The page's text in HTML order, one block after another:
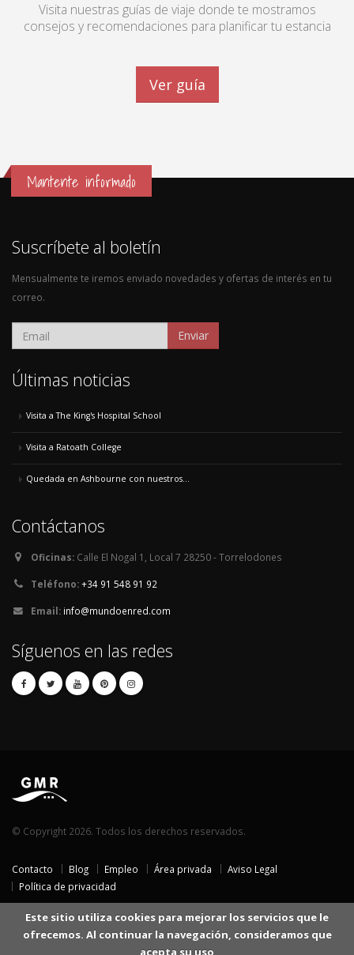
Visita nuestras guías de viaje donde te mostramos
consejos y recomendaciones para planificar tu estancia
Ver guía
Mantente informado
Suscríbete al boletín
Mensualmente te iremos enviado novedades y ofertas de interés en tu
correo.
Enviar
Últimas noticias
Visita a The King's Hospital School
Visita a Ratoath College
Quedada en Ashbourne con nuestros...
Contáctanos
Oficinas: Calle El Nogal 1, Local 7 28250 - Torrelodones
Teléfono:+34 91 548 91 92
Email: info@mundoenred.com
Síguenos en las redes
© Copyright 2026. Todos los derechos reservados.
Contacto Blog Empleo Área privada
Aviso Legal
Política de privacidad
Este sitio utiliza cookies para mejorar los servicios que le
ofrecemos. Al continuar la navegación, consideramos que
acepta su uso